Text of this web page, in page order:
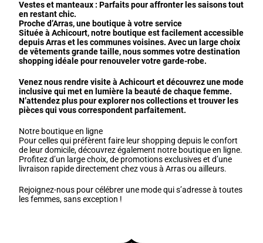
Vestes et manteaux : Parfaits pour affronter les saisons tout
en restant chic.
Proche d’Arras, une boutique à votre service
Située à Achicourt, notre boutique est facilement accessible
depuis Arras et les communes voisines. Avec un large choix
de vêtements grande taille, nous sommes votre destination
shopping idéale pour renouveler votre garde-robe.
Venez nous rendre visite à Achicourt et découvrez une mode
inclusive qui met en lumière la beauté de chaque femme.
N’attendez plus pour explorer nos collections et trouver les
pièces qui vous correspondent parfaitement.
Notre boutique en ligne
Pour celles qui préfèrent faire leur shopping depuis le confort
de leur domicile, découvrez également notre boutique en ligne.
Profitez d’un large choix, de promotions exclusives et d’une
livraison rapide directement chez vous à Arras ou ailleurs.
Rejoignez-nous pour célébrer une mode qui s’adresse à toutes
les femmes, sans exception !